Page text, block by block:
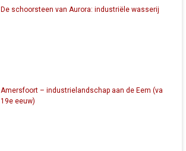
De schoorsteen van Aurora: industriële wasserij
Amersfoort – industrielandschap aan de Eem (va
19e eeuw)